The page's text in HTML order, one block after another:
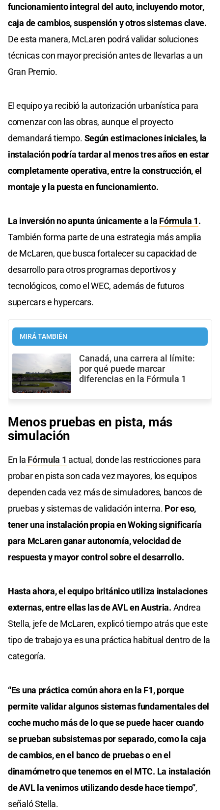
funcionamiento integral del auto, incluyendo motor,
caja de cambios, suspensión y otros sistemas clave.
De esta manera, McLaren podrá validar soluciones
técnicas con mayor precisión antes de llevarlas a un
Gran Premio.
El equipo ya recibió la autorización urbanística para
comenzar con las obras, aunque el proyecto
demandará tiempo. Según estimaciones iniciales, la
instalación podría tardar al menos tres años en estar
completamente operativa, entre la construcción, el
montaje y la puesta en funcionamiento.
La inversión no apunta únicamente a la Fórmula 1.
También forma parte de una estrategia más amplia
de McLaren, que busca fortalecer su capacidad de
desarrollo para otros programas deportivos y
tecnológicos, como el WEC, además de futuros
supercars e hypercars.
MIRÁ TAMBIÉN
Canadá, una carrera al límite:
por qué puede marcar
diferencias en la Fórmula 1
Menos pruebas en pista, más
simulación
En la Fórmula 1 actual, donde las restricciones para
probar en pista son cada vez mayores, los equipos
dependen cada vez más de simuladores, bancos de
pruebas y sistemas de validación interna. Por eso,
tener una instalación propia en Woking significaría
para McLaren ganar autonomía, velocidad de
respuesta y mayor control sobre el desarrollo.
Hasta ahora, el equipo británico utiliza instalaciones
externas, entre ellas las de AVL en Austria. Andrea
Stella, jefe de McLaren, explicó tiempo atrás que este
tipo de trabajo ya es una práctica habitual dentro de la
categoría.
“Es una práctica común ahora en la F1, porque
permite validar algunos sistemas fundamentales del
coche mucho más de lo que se puede hacer cuando
se prueban subsistemas por separado, como la caja
de cambios, en el banco de pruebas o en el
dinamómetro que tenemos en el MTC. La instalación
de AVL la venimos utilizando desde hace tiempo”,
señaló Stella.